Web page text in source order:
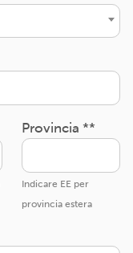
Provincia **
Indicare EE per
provincia estera